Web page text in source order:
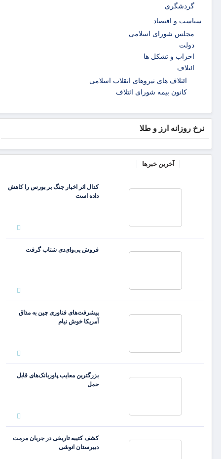
گردشگری
سیاست و اقتصاد
مجلس شورای اسلامی
دولت
احزاب و تشکل ها
ائتلاف
ائتلاف های نیروهای انقلاب اسلامی
کانون بیمه شورای ائتلاف
نرخ روزانه ارز و طلا
آخرین خبرها
کدال اثر اخبار جنگ بر بورس را کاهش
داده است
فروش بی‌وای‌دی شتاب گرفت
پیشرفت‌های فناوری چین به مذاق
آمریکا خوش نیام
بزرگترین معایب پاوربانک‌های قابل
حمل
کشف کتیبه تاریخی در جریان مرمت
دبیرستان انوشی